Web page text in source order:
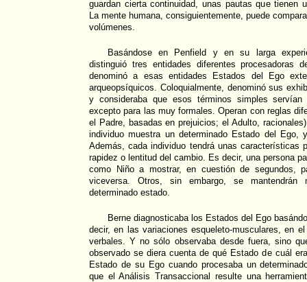
guardan cierta continuidad, unas pautas que tienen
La mente humana, consiguientemente, puede
volúmenes.
Basándose en Penfield y en su larga
distinguió tres entidades diferentes procesadoras
denominó a esas entidades Estados del Ego
arqueopsíquicos. Coloquialmente, denominó sus
y consideraba que esos términos simples
excepto para las muy formales. Operan con reglas
el Padre, basadas en prejuicios; el Adulto,
individuo muestra un determinado Estado del Ego,
Además, cada individuo tendrá unas características
rapidez o lentitud del cambio. Es decir, una persona
como Niño a mostrar, en cuestión de segundos,
viceversa. Otros, sin embargo, se
determinado estado.
Berne diagnosticaba los Estados del Ego
decir, en las variaciones esqueleto-musculares, en
verbales. Y no sólo observaba desde fuera, sino
observado se diera cuenta de qué Estado de cuál
Estado de su Ego cuando procesaba un
que el Análisis Transaccional resulte una